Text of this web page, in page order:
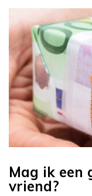
Mag ik een
vriend?